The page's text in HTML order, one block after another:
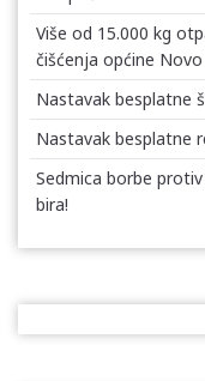
Više od 15.000 kg
čišćenja općine
Nastavak besplatne
Nastavak besplatne
Sedmica borbe
bira!